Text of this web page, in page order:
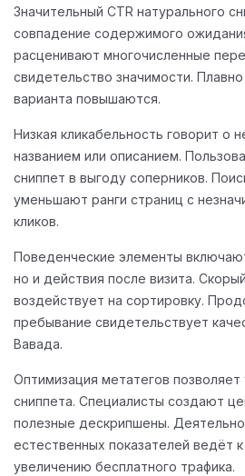
Значительный CTR натурального
совпадение содержимого
расценивают многочисленные
свидетельство значимости. Плавно
варианта повышаются.
Низкая кликабельность говорит о
названием или описанием.
сниппет в выгоду соперников.
уменьшают ранги страниц с
кликов.
Поведенческие элементы
но и действия после визита.
воздействует на сортировку.
пребывание свидетельствует
Вавада.
Оптимизация метатегов позволяет
сниппета. Специалисты создают
полезные дескрипшены.
естественных показателей ведёт
увеличению бесплатного трафика.